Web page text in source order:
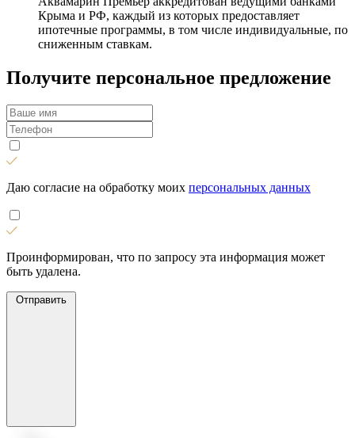
Крыма и РФ, каждый из которых предоставляет
ипотечные программы, в том числе индивидуальные, по
сниженным ставкам.
Получите персональное предложение
Даю согласие на обработку моих персональных данных
Проинформирован, что по запросу эта информация может
быть удалена.
Отправить